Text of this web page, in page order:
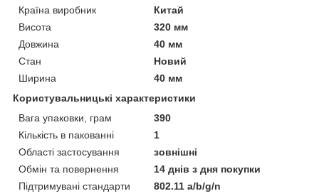
Країна виробник
Китай
Висота
320 мм
Довжина
40 мм
Стан
Новий
Ширина
40 мм
Користувальницькі характеристики
Вага упаковки, грам
390
Кількість в пакованні
1
Області застосування
зовнішні
Обмін та повернення
14 днів з дня покупки
Підтримувані стандарти
802.11 a/b/g/n